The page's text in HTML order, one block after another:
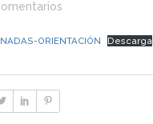
ORIENTACIÓN Descarga